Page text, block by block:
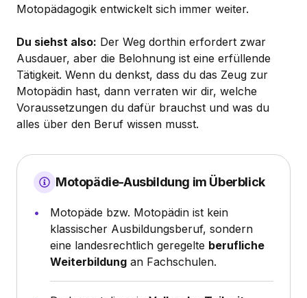
Motopädagogik entwickelt sich immer weiter.
Du siehst also: Der Weg dorthin erfordert zwar
Ausdauer, aber die Belohnung ist eine erfüllende
Tätigkeit. Wenn du denkst, dass du das Zeug zur
Motopädin hast, dann verraten wir dir, welche
Voraussetzungen du dafür brauchst und was du
alles über den Beruf wissen musst.
Motopädie-Ausbildung im Überblick
Motopäde bzw. Motopädin ist kein
klassischer Ausbildungsberuf, sondern
eine landesrechtlich geregelte berufliche
Weiterbildung an Fachschulen.